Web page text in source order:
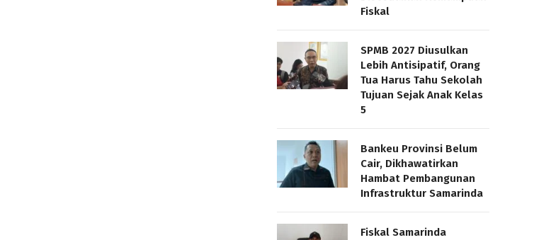
Fiskal
SPMB 2027 Diusulkan
Lebih Antisipatif, Orang
Tua Harus Tahu Sekolah
Tujuan Sejak Anak Kelas
5
Bankeu Provinsi Belum
Cair, Dikhawatirkan
Hambat Pembangunan
Infrastruktur Samarinda
Fiskal Samarinda